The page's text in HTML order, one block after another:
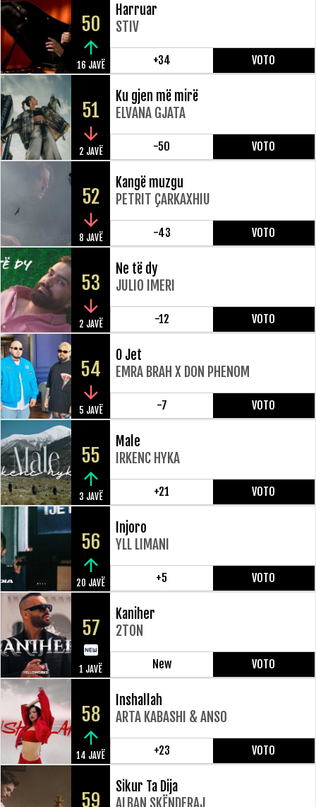
50
16 JAVË
Harruar
STIV
+34 VOTO
51
2 JAVË
Ku gjen më mirë
ELVANA GJATA
-50 VOTO
52
8 JAVË
Kangë muzgu
PETRIT ÇARKAXHIU
-43 VOTO
53
2 JAVË
Ne të dy
JULIO IMERI
-12 VOTO
54
5 JAVË
O Jet
EMRA BRAH X DON PHENOM
-7 VOTO
55
3 JAVË
Male
IRKENC HYKA
+21 VOTO
56
20 JAVË
Injoro
YLL LIMANI
+5 VOTO
57
1 JAVË
Kaniher
2TON
New VOTO
58
14 JAVË
Inshallah
ARTA KABASHI & ANSO
+23 VOTO
59
Sikur Ta Dija
ALBAN SKËNDERAJ